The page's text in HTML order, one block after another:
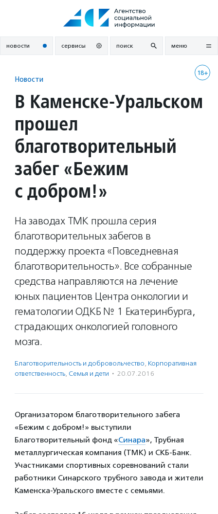
новости сервисы поиск меню
18+
Новости
В Каменске-Уральском
прошел
благотворительный
забег «Бежим
с добром!»
На заводах ТМК прошла серия
благотворительных забегов в
поддержку проекта «Повседневная
благотворительность». Все собранные
средства направляются на лечение
юных пациентов Центра онкологии и
гематологии ОДКБ № 1 Екатеринбурга,
страдающих онкологией головного
мозга.
Благотвори­тель­ность и доброволь­чест­во, Корпоративная
ответственность, Семья и дети · 20.07.2016
Организатором благотворительного забега
«Бежим с добром!» выступили
Благотворительный фонд «Синара», Трубная
металлургическая компания (ТМК) и СКБ-Банк.
Участниками спортивных соревнований стали
работники Синарского трубного завода и жители
Каменска-Уральского вместе с семьями.